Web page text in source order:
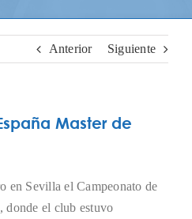
Anterior Siguiente
Master de
en Sevilla el Campeonato de
donde el club estuvo